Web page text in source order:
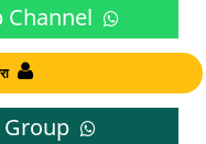
Channel
Group